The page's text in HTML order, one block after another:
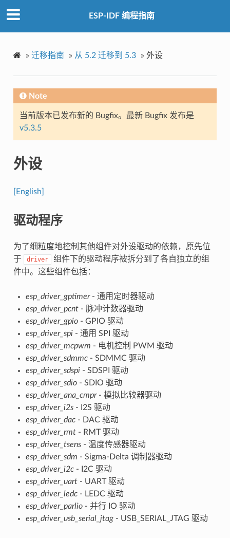
ESP-IDF 编程指南
» 迁移指南 » 从 5.2 迁移到 5.3 » 外设
Note
当前版本已发布新的 Bugfix。最新 Bugfix 发布是
v5.3.5
外设
[English]
驱动程序
为了细粒度地控制其他组件对外设驱动的依赖，原先位
于
driver
组件下的驱动程序被拆分到了各自独立的组
件中。这些组件包括：
esp_driver_gptimer- 通用定时器驱动
esp_driver_pcnt- 脉冲计数器驱动
esp_driver_gpio- GPIO 驱动
esp_driver_spi- 通用 SPI 驱动
esp_driver_mcpwm - 电机控制 PWM 驱动
esp_driver_sdmmc- SDMMC 驱动
esp_driver_sdspi- SDSPI 驱动
esp_driver_sdio- SDIO 驱动
esp_driver_ana_cmpr- 模拟比较器驱动
esp_driver_i2s- I2S 驱动
esp_driver_dac- DAC 驱动
esp_driver_rmt- RMT 驱动
esp_driver_tsens- 温度传感器驱动
esp_driver_sdm - Sigma-Delta 调制器驱动
esp_driver_i2c- I2C 驱动
esp_driver_uart- UART 驱动
esp_driver_ledc- LEDC 驱动
esp_driver_parlio- 并行 IO 驱动
esp_driver_usb_serial_jtag- USB_SERIAL_JTAG 驱动